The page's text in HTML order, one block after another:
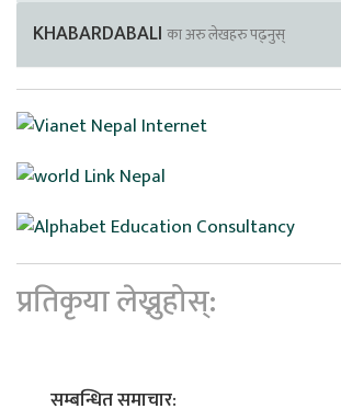
KHABARDABALI का अरु लेखहरु पढ्नुस्
प्रतिकृया लेख्नुहोस्:
सम्बन्धित समाचार: